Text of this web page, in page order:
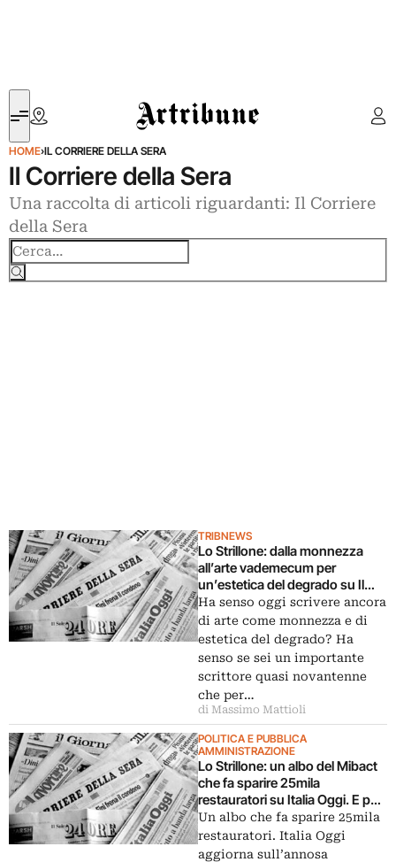
Artribune
HOME›IL CORRIERE DELLA SERA
Il Corriere della Sera
Una raccolta di articoli riguardanti: Il Corriere
della Sera
TRIBNEWS
Lo Strillone: dalla monnezza
all’arte vademecum per
un’estetica del degrado su Il
Foglio. E poi bufera sul Salone
del libro, Juan Munoz, Gorizia
Ha senso oggi scrivere ancora
di arte come monnezza e di
estetica del degrado? Ha
senso se sei un importante
scrittore quasi novantenne
che per…
di Massimo Mattioli
POLITICA E PUBBLICA
AMMINISTRAZIONE
Lo Strillone: un albo del Mibact
che fa sparire 25mila
restauratori su Italia Oggi. E poi
la Deposizione Borghese di
Raffaello, Palazzo dei Diamanti,
Leonardo da Vinci
Un albo che fa sparire 25mila
restauratori. Italia Oggi
aggiorna sull’annosa